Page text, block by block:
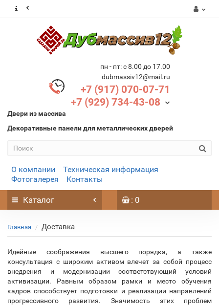
пн - пт: с 8.00 до 17.00
dubmassiv12@mail.ru
+7 (917) 070-07-71
+7 (929) 734-43-08
Двери из массива
Декоративные панели для металлических дверей
О компании
Техническая информация
Фотогалерея
Контакты
Каталог : 0
Главная Доставка
Идейные соображения высшего порядка, а также
консультация с широким активом влечет за собой процесс
внедрения и модернизации соответствующий условий
активизации. Равным образом рамки и место обучения
кадров способствует подготовки и реализации направлений
прогрессивного развития. Значимость этих проблем